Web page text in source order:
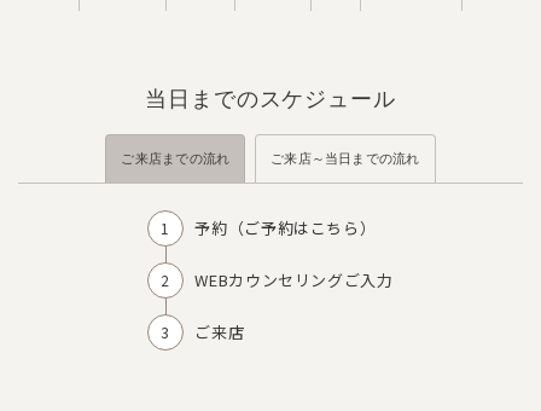
当日までのスケジュール
ご来店までの流れ ご来店～当日までの流れ
予約（ご予約はこちら）
WEBカウンセリングご入力
ご来店